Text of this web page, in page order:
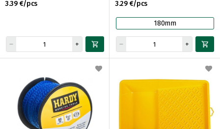
3.39 €/pcs 3.29 €/pcs
180mm